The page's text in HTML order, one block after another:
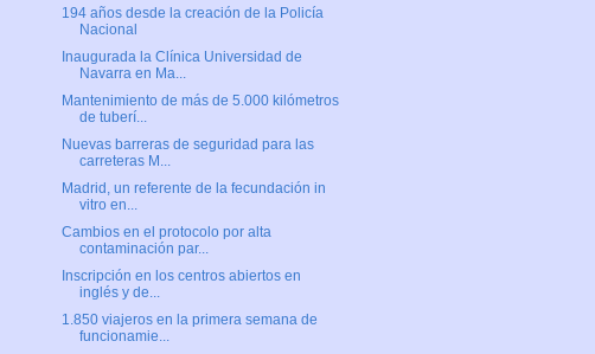
194 años desde la creación de la Policía
Nacional
Inaugurada la Clínica Universidad de
Navarra en Ma...
Mantenimiento de más de 5.000 kilómetros
de tuberí...
Nuevas barreras de seguridad para las
carreteras M...
Madrid, un referente de la fecundación in
vitro en...
Cambios en el protocolo por alta
contaminación par...
Inscripción en los centros abiertos en
inglés y de...
1.850 viajeros en la primera semana de
funcionamie...